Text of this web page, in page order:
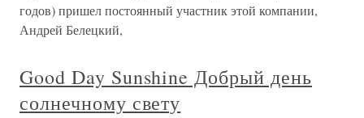
годов) пришел постоянный участник этой компании,
Андрей Белецкий,
Good Day Sunshine Добрый день
солнечному свету